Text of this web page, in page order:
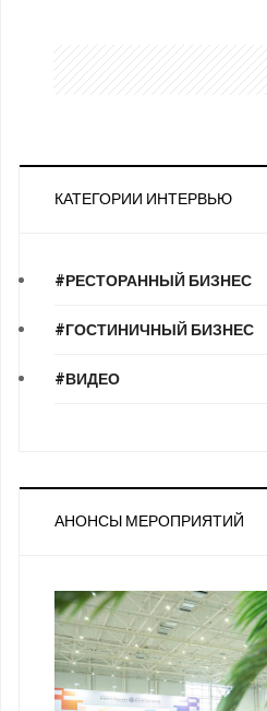
КАТЕГОРИИ ИНТЕРВЬЮ
#РЕСТОРАННЫЙ БИЗНЕС
#ГОСТИНИЧНЫЙ БИЗНЕС
#ВИДЕО
АНОНСЫ МЕРОПРИЯТИЙ